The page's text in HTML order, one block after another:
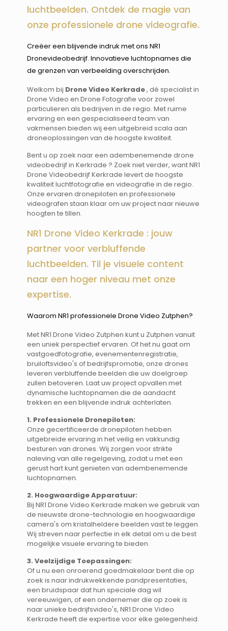
luchtbeelden. Ontdek de magie van
onze professionele drone videografie.
Creëer een blijvende indruk met ons NR1
Dronevideobedrijf. Innovatieve luchtopnames die
de grenzen van verbeelding overschrijden.
Welkom bij Drone Video Kerkrade, dé specialist in
Drone Video en Drone Fotografie voor zowel
particulieren als bedrijven in de regio. Met ruime
ervaring en een gespecialiseerd team van
vakmensen bieden wij een uitgebreid scala aan
droneoplossingen van de hoogste kwaliteit.
Bent u op zoek naar een adembenemende drone
videobedrijf in Kerkrade ? Zoek niet verder, want NR1
Drone Videobedrijf Kerkrade levert de hoogste
kwaliteit luchtfotografie en videografie in de regio.
Onze ervaren dronepiloten en professionele
videografen staan klaar om uw project naar nieuwe
hoogten te tillen.
NR1 Drone Video Kerkrade : jouw
partner voor verbluffende
luchtbeelden. Til je visuele content
naar een hoger niveau met onze
expertise.
Waarom NR1 professionele Drone Video Zutphen? ​​
Met NR1 Drone Video Zutphen kunt u Zutphen vanuit
een uniek perspectief ervaren. Of het nu gaat om
vastgoedfotografie, evenementenregistratie,
bruiloftsvideo's of bedrijfspromotie, onze drones
leveren verbluffende beelden die uw doelgroep
zullen betoveren. Laat uw project opvallen met
dynamische luchtopnamen die de aandacht
trekken en een blijvende indruk achterlaten.
1. Professionele Dronepiloten:
Onze gecertificeerde dronepiloten hebben
uitgebreide ervaring in het veilig en vakkundig
besturen van drones. Wij zorgen voor strikte
naleving van alle regelgeving, zodat u met een
gerust hart kunt genieten van adembenemende
luchtopnamen.
2. Hoogwaardige Apparatuur:
Bij NR1 Drone Video Kerkrade maken we gebruik van
de nieuwste drone-technologie en hoogwaardige
camera's om kristalheldere beelden vast te leggen.
Wij streven naar perfectie in elk detail om u de best
mogelijke visuele ervaring te bieden.
3. Veelzijdige Toepassingen:
Of u nu een onroerend goedmakelaar bent die op
zoek is naar indrukwekkende pandpresentaties,
een bruidspaar dat hun speciale dag wil
vereeuwigen, of een ondernemer die op zoek is
naar unieke bedrijfsvideo's, NR1 Drone Video
Kerkrade heeft de expertise voor elke gelegenheid.